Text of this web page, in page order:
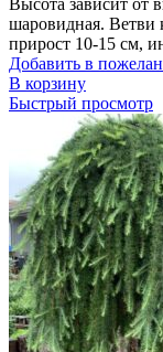
шаровидная. Ветви
прирост 10-15 см,
Добавить в
В корзину
Быстрый просмотр